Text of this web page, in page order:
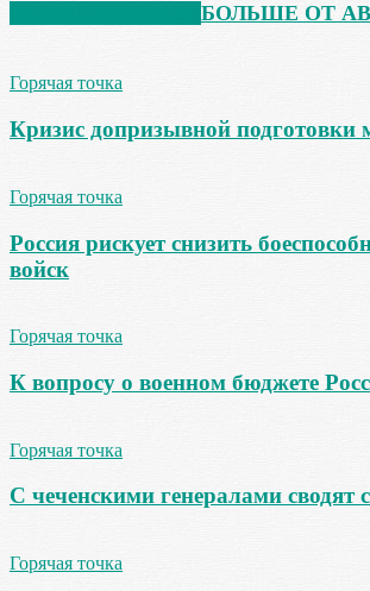
БОЛЬШЕ ОТ
Горячая точка
Кризис допризывной подготовки
Горячая точка
Россия рискует снизить
войск
Горячая точка
К вопросу о военном бюджете
Горячая точка
С чеченскими генералами сводят
Горячая точка